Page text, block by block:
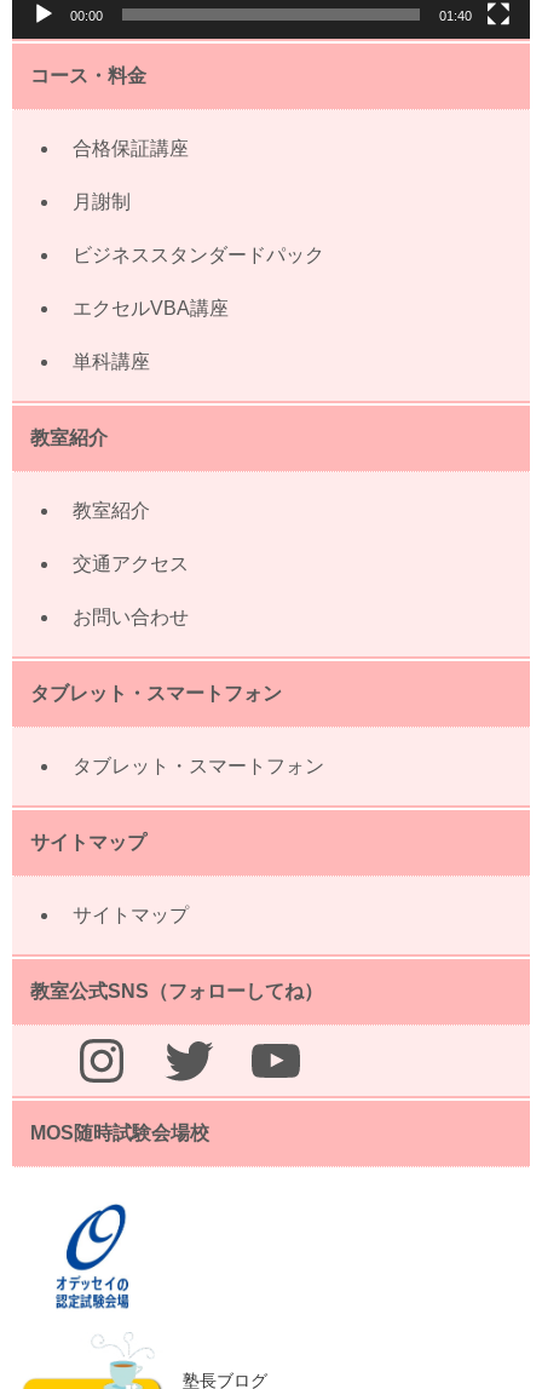
00:00 01:40
コース・料金
合格保証講座
月謝制
ビジネススタンダードパック
エクセルVBA講座
単科講座
教室紹介
教室紹介
交通アクセス
お問い合わせ
タブレット・スマートフォン
タブレット・スマートフォン
サイトマップ
サイトマップ
教室公式SNS（フォローしてね）
Instagram Twitter YouTube
MOS随時試験会場校
塾長ブログ